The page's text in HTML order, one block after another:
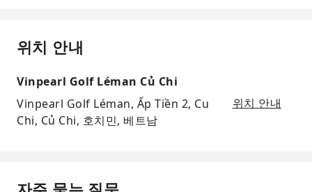
위치 안내
Vinpearl Golf Léman Củ Chi
Vinpearl Golf Léman, Ấp Tiền 2, Cu
Chi, Củ Chi, 호치민, 베트남
위치 안내